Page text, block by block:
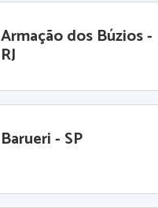
Armação dos Búzios -
RJ
Barueri - SP